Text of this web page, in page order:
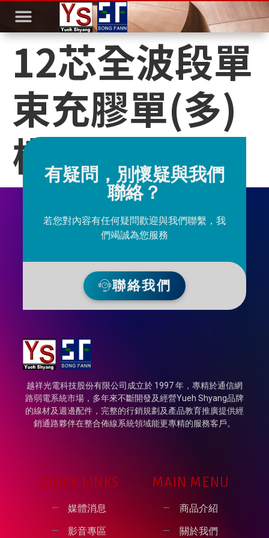
12芯全波段單
束充膠單(多)
模光纜9/125
有疑問，別懷疑與我們
聯絡？
若您對內容有任何疑問歡迎與我們聯繫，我
們竭誠為您服務
聯絡我們
越祥光電科技股份有限公司成立於 1997 年，專精於通信網
路弱電系統市場，多年來不斷開發及經營Yueh Shyang品牌
的線材及週邊配件，完整的行銷規劃及產品教育推廣提供經
銷通路夥伴在整合佈線系統領域能更專精的服務客戶。
QUICK LINKS
媒體消息
影音專區
MAIN MENU
商品介紹
關於我們